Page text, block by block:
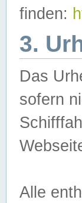
finden:
3.
Das
sofern
Alle